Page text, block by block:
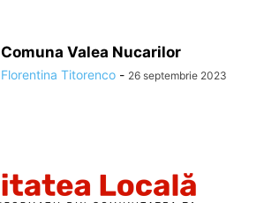
Comuna Valea Nucarilor
Florentina Titorenco - 26 septembrie 2023